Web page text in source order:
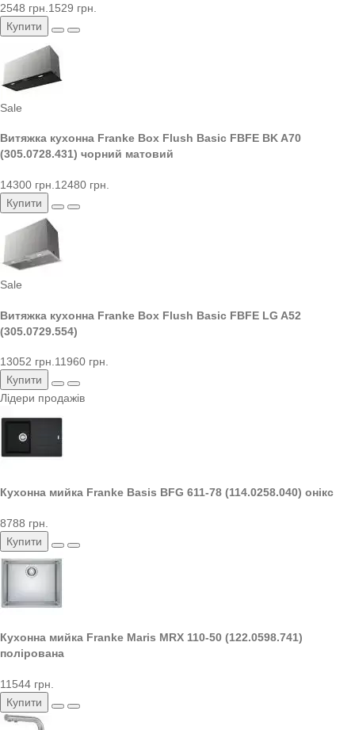
2548 грн. 1529 грн.
Купити
Sale
Витяжка кухонна Franke Box Flush Basic FBFE BK A70
(305.0728.431) чорний матовий
14300 грн. 12480 грн.
Купити
Sale
Витяжка кухонна Franke Box Flush Basic FBFE LG A52
(305.0729.554)
13052 грн.11960 грн.
Купити
Лідери продажів
Кухонна мийка Franke Basis BFG 611-78 (114.0258.040) онікс
8788 грн.
Купити
Кухонна мийка Franke Maris MRX 110-50 (122.0598.741)
полірована
11544 грн.
Купити